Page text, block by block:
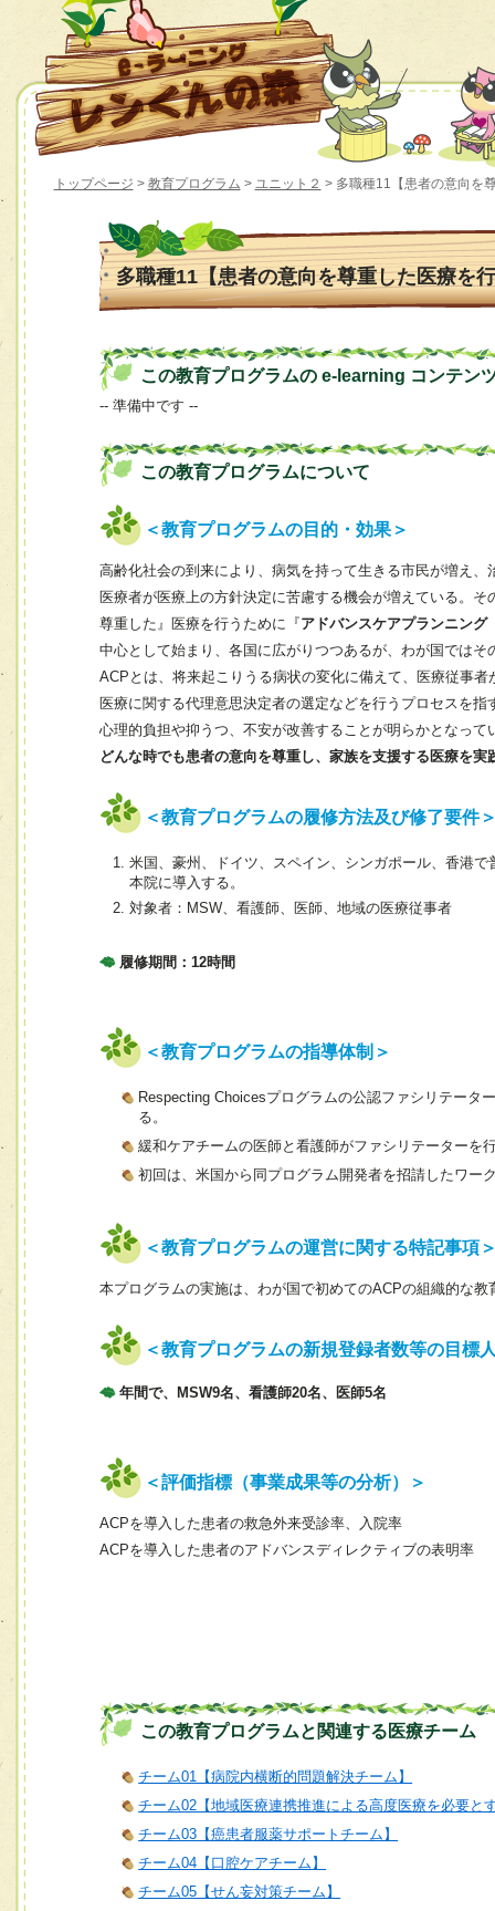
トップページ > 教育プログラム > ユニット２ > 多職種11【患者の意向を
多職種11【患者の意向を尊重した医療を
この教育プログラムの e-learning コンテン
-- 準備中です --
この教育プログラムについて
＜教育プログラムの目的・効果＞
高齢化社会の到来により、病気を持って生きる市民が増え
医療者が医療上の方針決定に苦慮する機会が増えている。
尊重した』医療を行うために『アドバンスケアプランニング
中心として始まり、各国に広がりつつあるが、わが国ではそ
ACPとは、将来起こりうる病状の変化に備えて、医療従事
医療に関する代理意思決定者の選定などを行うプロセスを
心理的負担や抑うつ、不安が改善することが明らかとなっ
どんな時でも患者の意向を尊重し、家族を支援する医療を実
＜教育プログラムの履修方法及び修了要件
米国、豪州、ドイツ、スペイン、シンガポール、香港
本院に導入する。
対象者：MSW、看護師、医師、地域の医療従事者
履修期間：12時間
＜教育プログラムの指導体制＞
Respecting Choicesプログラムの公認ファシリテータ
る。
緩和ケアチームの医師と看護師がファシリテーターを
初回は、米国から同プログラム開発者を招請したワー
＜教育プログラムの運営に関する特記事項
本プログラムの実施は、わが国で初めてのACPの組織的な
＜教育プログラムの新規登録者数等の目標
年間で、MSW9名、看護師20名、医師5名
＜評価指標（事業成果等の分析）＞
ACPを導入した患者の救急外来受診率、入院率
ACPを導入した患者のアドバンスディレクティブの表明率
この教育プログラムと関連する医療チーム
チーム01【病院内横断的問題解決チーム】
チーム02【地域医療連携推進による高度医療を必要と
チーム03【癌患者服薬サポートチーム】
チーム04【口腔ケアチーム】
チーム05【せん妄対策チーム】